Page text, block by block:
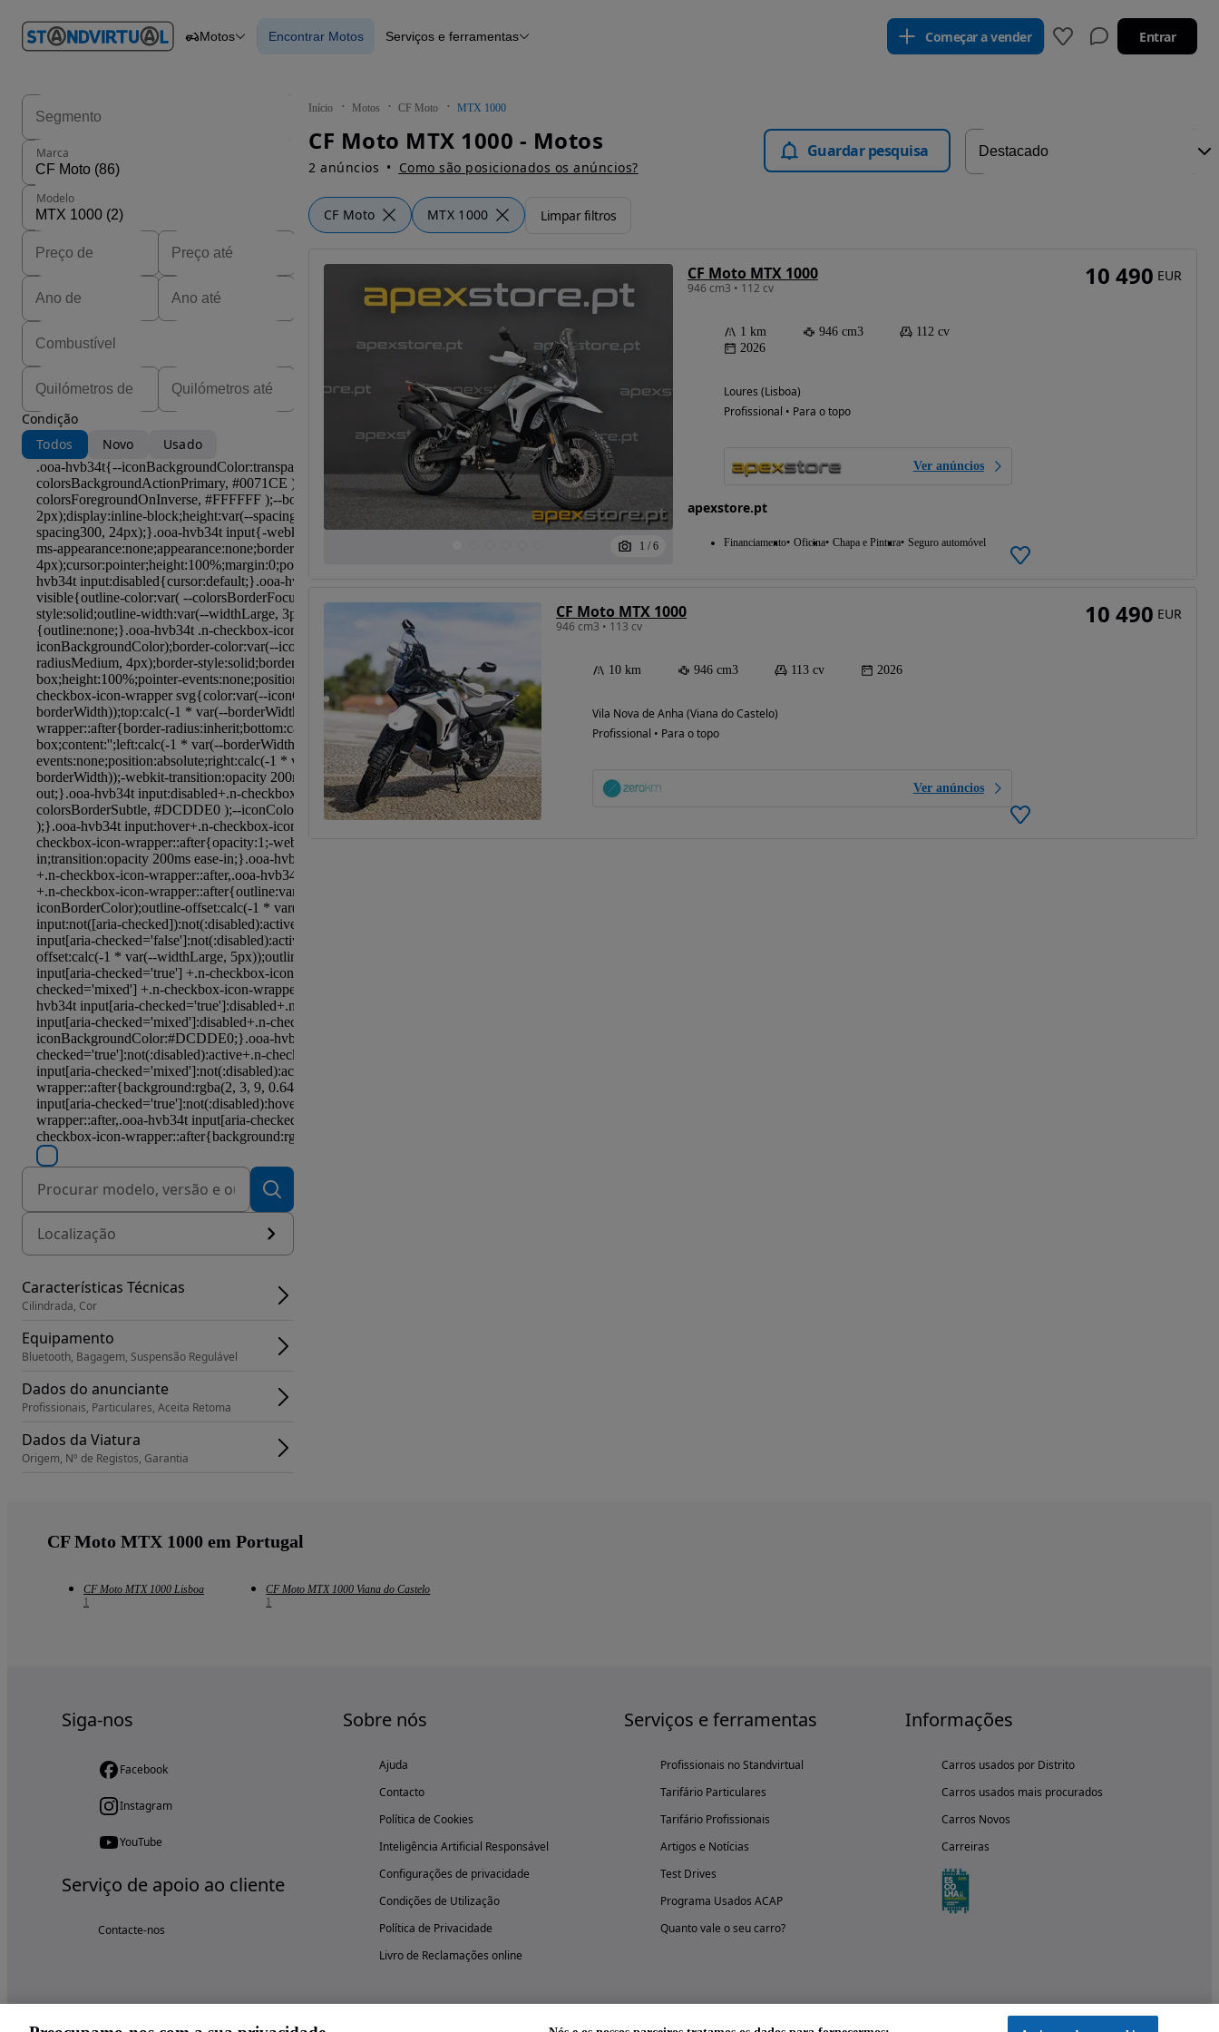
em
Carros Carros
Motos Encontrar Motos Serviços e ferramentas Começar a vender Entrar
Início Motos CF Moto MTX 1000
CF Moto MTX 1000 - Motos
2 anúncios Como são posicionados os anúncios?
Guardar pesquisa
CF Moto MTX 1000 Limpar filtros
Marca
Modelo
Condição
Todos
Novo Usado
Localização
Características Técnicas
Cilindrada, Cor
Equipamento
Bluetooth, Bagagem, Suspensão Regulável
Dados do anunciante
Profissionais, Particulares, Aceita Retoma
Dados da Viatura
Origem, Nº de Registos, Garantia
1 / 6
CF Moto MTX 1000
946 cm3 • 112 cv
1 km 946 cm3
112 cv
2026
Loures (Lisboa)
Profissional • Para o topo
Ver anúncios
apexstore.pt
Financiamento Oficina Chapa e Pintura Seguro automóvel
10 490 EUR
CF Moto MTX 1000
946 cm3 • 113 cv
10 km 946 cm3 113 cv 2026
Vila Nova de Anha (Viana do Castelo)
Profissional • Para o topo
Ver anúncios
10 490 EUR
CF Moto MTX 1000 em Portugal
CF Moto MTX 1000 Lisboa
1
CF Moto MTX 1000 Viana do Castelo
1
Siga-nos
Facebook
Instagram
YouTube
Serviço de apoio ao cliente
Contacte-nos
Sobre nós
Ajuda
Contacto
Política de Cookies
Inteligência Artificial Responsável
Configurações de privacidade
Condições de Utilização
Política de Privacidade
Livro de Reclamações online
Serviços e ferramentas
Profissionais no Standvirtual
Tarifário Particulares
Tarifário Profissionais
Artigos e Notícias
Test Drives
Programa Usados ACAP
Quanto vale o seu carro?
Informações
Carros usados por Distrito
Carros usados mais procurados
Carros Novos
Carreiras